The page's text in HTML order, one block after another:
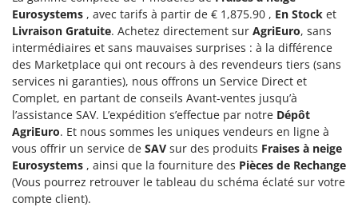
Découpeurs plasma
Déplaqueuses de gazon
Désherbeurs thermiques et mécaniques
Déshumidificateurs
Draineuses
E
Échelles en aluminium
Effaroucheurs d'oiseaux
Effeuilleuses pour olives
Blue Bird
Bomet
Bosch
Brumi
BullMach
C
C.EL.ME.
Calory Forni
Campagnola
Eurosystems , avec tarifs à partir de € 1,875.90 , En Stock et
Livraison Gratuite. Achetez directement sur AgriEuro, sans
intermédiaires et sans mauvaises surprises : à la différence
des Marketplace qui ont recours à des revendeurs tiers (sans
services ni garanties), nous offrons un Service Direct et
Complet, en partant de conseils Avant-ventes jusqu’à
l’assistance SAV. L’expédition s’effectue par notre Dépôt
AgriEuro. Et nous sommes les uniques vendeurs en ligne à
vous offrir un service de SAV sur des produits Fraises à neige
Eurosystems , ainsi que la fourniture des Pièces de Rechange
(Vous pourrez retrouver le tableau du schéma éclaté sur votre
compte client).